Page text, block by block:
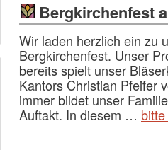
Bergkirchenfest
Wir laden herzlich ein zu
Bergkirchenfest. Unser
bereits spielt unser
Kantors Christian Pfeifer
immer bildet unser
Auftakt. In diesem …